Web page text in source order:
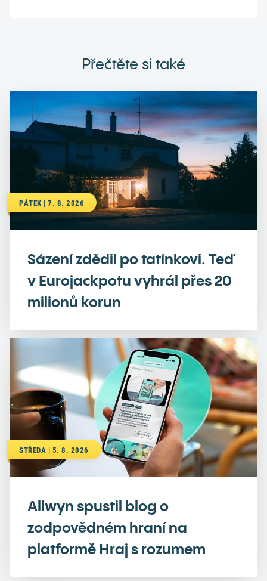
Přečtěte si také
PÁTEK | 7. 8. 2026
Sázení zdědil po tatínkovi. Teď
v Eurojackpotu vyhrál přes 20
milionů korun
STŘEDA | 5. 8. 2026
Allwyn spustil blog o
zodpovědném hraní na
platformě Hraj s rozumem